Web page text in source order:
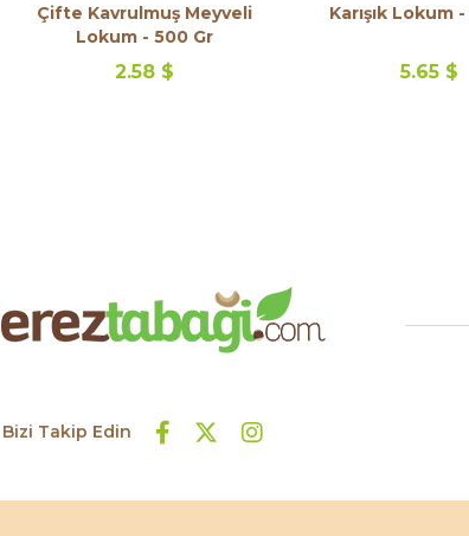
Çifte Kavrulmuş Meyveli
Lokum - 500 Gr
2.58 $
Karışık Lokum
5.65 $
Bizi Takip Edin